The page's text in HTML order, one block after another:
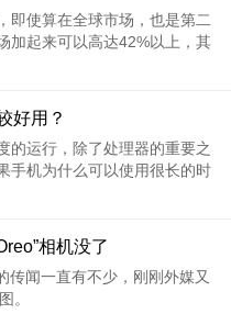
即使算在全球市场，也是第二
加起来可以高达42%以上，其
华为手机这么受欢迎，当然
如果
好用？
的运行，除了处理器的重要之
手机为什么可以使用很长的时
，其中很大的一部分原因就
相机没了
传闻一直有不少，刚刚外媒又
。